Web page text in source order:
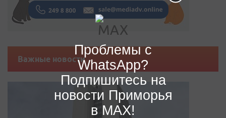
Важные новости
Проблемы с
WhatsApp?
Подпишитесь на
новости Приморья
в MAX!